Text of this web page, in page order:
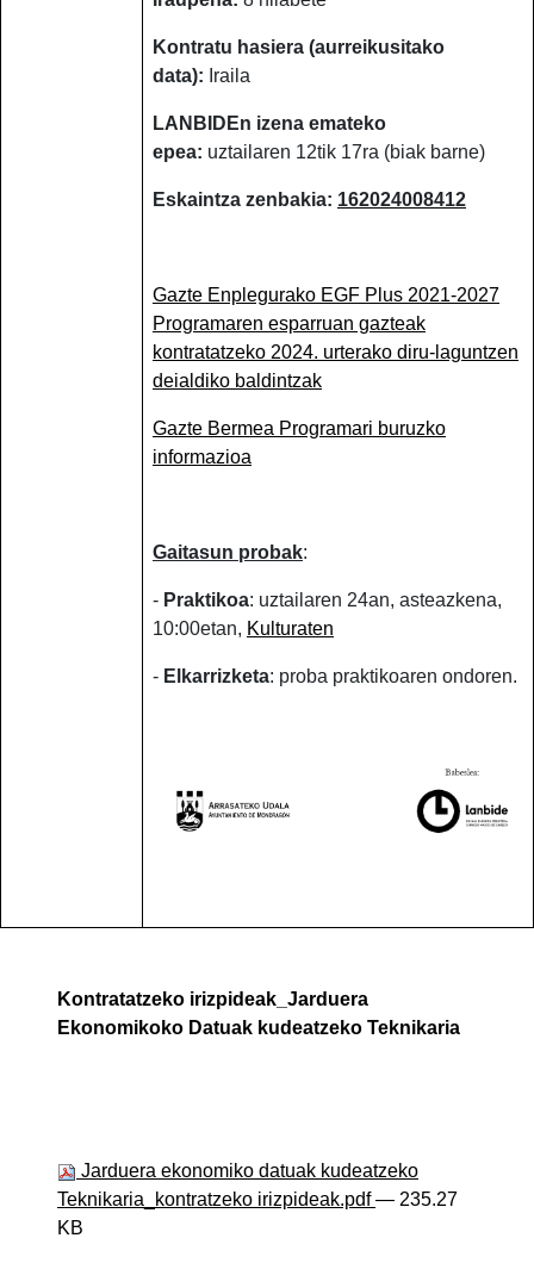
Kontratu hasiera (aurreikusitako
data): Iraila
LANBIDEn izena emateko
epea: uztailaren 12tik 17ra (biak barne)
Eskaintza zenbakia: 162024008412
Gazte Enplegurako EGF Plus 2021-2027
Programaren esparruan gazteak
kontratatzeko 2024. urterako diru-laguntzen
deialdiko baldintzak
Gazte Bermea Programari buruzko
informazioa
Gaitasun probak:
- Praktikoa: uztailaren 24an, asteazkena,
10:00etan, Kulturaten
- Elkarrizketa: proba praktikoaren ondoren.
Kontratatzeko irizpideak_Jarduera
Ekonomikoko Datuak kudeatzeko Teknikaria
Jarduera ekonomiko datuak kudeatzeko
Teknikaria_kontratzeko irizpideak.pdf— 235.27
KB